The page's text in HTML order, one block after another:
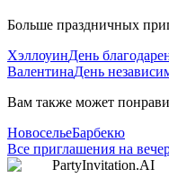
Больше праздничных
ХэллоуинДень
ВалентинаДень
Вам также может
НовосельеБарбекю
Все приглашения на
PartyInvitation.AI